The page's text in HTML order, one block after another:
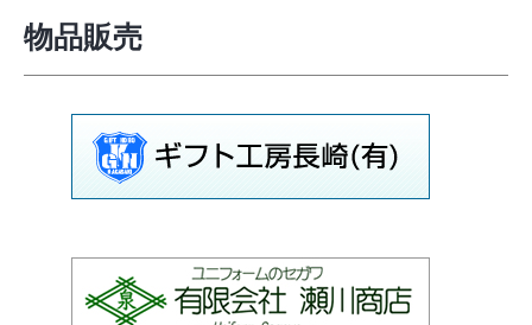
物品販売